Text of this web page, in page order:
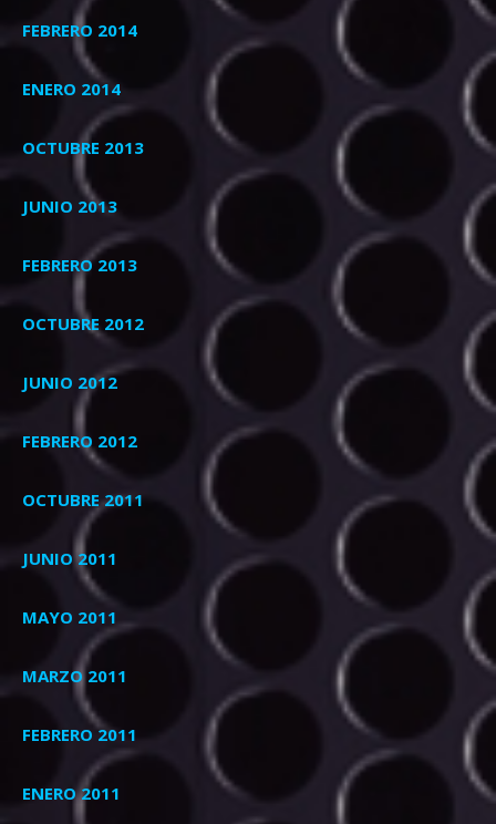
FEBRERO 2014
ENERO 2014
OCTUBRE 2013
JUNIO 2013
FEBRERO 2013
OCTUBRE 2012
JUNIO 2012
FEBRERO 2012
OCTUBRE 2011
JUNIO 2011
MAYO 2011
MARZO 2011
FEBRERO 2011
ENERO 2011